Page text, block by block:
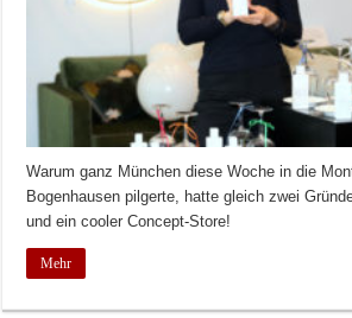
Warum ganz München diese Woche in die
Bogenhausen pilgerte, hatte gleich zwei
und ein cooler Concept-Store!
Mehr